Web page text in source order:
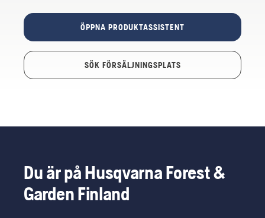
ÖPPNA PRODUKTASSISTENT
SÖK FÖRSÄLJNINGSPLATS
Du är på Husqvarna Forest &
Garden Finland